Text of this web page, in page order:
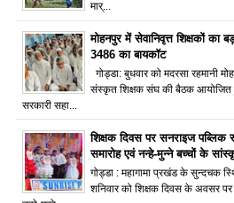
मार्...
मोहनपुर में सेवानिवृत्त शिक्षकों
3486 का बायकॉट
गोड्डा: बुधवार को मदरसा रहमानी
संस्कृत शिक्षक संघ की बैठक
सरकारी सहा...
शिक्षक दिवस पर सनराइज
समारोह एवं नन्हे-मुन्ने बच्चों के
गोड्डा : महागामा प्रखंड के सुन्दचक
शनिवार को शिक्षक दिवस के अवसर पर